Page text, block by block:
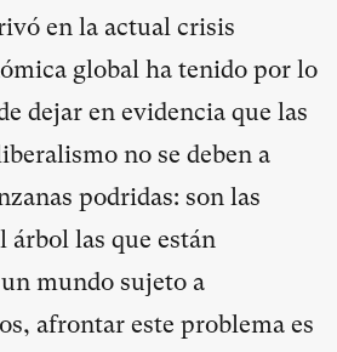
en la actual crisis
global ha tenido por lo
dejar en evidencia que las
no se deben a
podridas: son las
árbol las que están
mundo sujeto a
afrontar este problema es